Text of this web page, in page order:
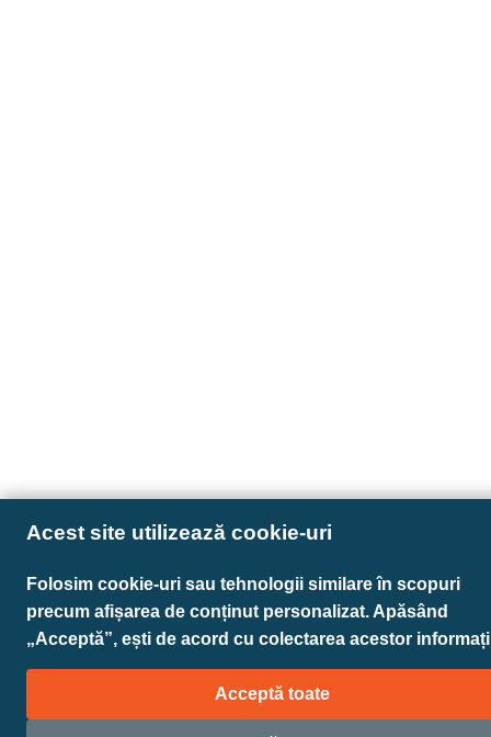
Acest site utilizează cookie-uri
Folosim cookie-uri sau tehnologii similare în scopuri
precum afișarea de conținut personalizat. Apăsând
„Acceptă”, ești de acord cu colectarea acestor
Acceptă toate